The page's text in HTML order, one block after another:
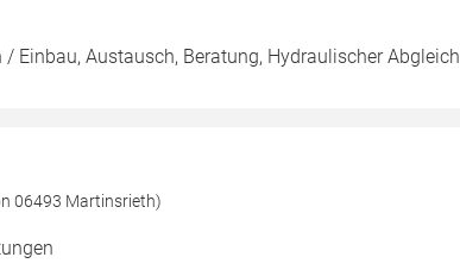
Einbau, Austausch, Beratung, Hydraulischer Abgleich
06493 Martinsrieth)